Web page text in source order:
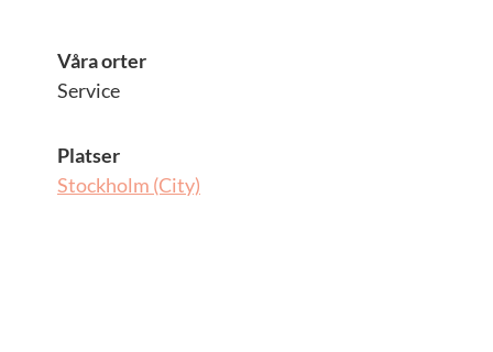
Våra orter
Service
Platser
Stockholm (City)